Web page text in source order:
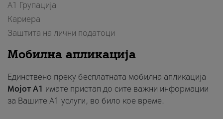
А1 Групација
Кариера
Заштита на лични податоци
Мобилна апликација
Единствено преку бесплатната мобилна апликација
Мојот A1 имате пристап до сите важни информации
за Вашите A1 услуги, во било кое време.